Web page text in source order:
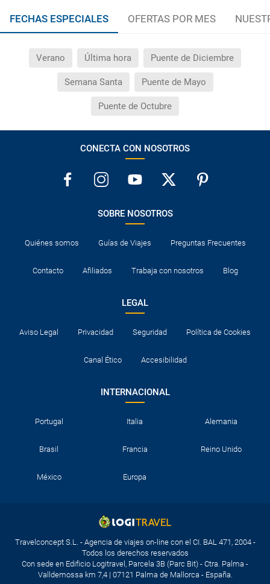
FECHAS ESPECIALES OFERTAS POR MES
Verano Última hora Puente de Diciembre
Semana Santa Puente de Mayo
Puente de Octubre
CONECTA CON NOSOTROS
SOBRE NOSOTROS
Quiénes somos Guías de Viajes Preguntas Frecuentes
Contacto Afiliados Trabaja con nosotros Blog
LEGAL
Aviso Legal Privacidad Seguridad Política de Cookies
Canal Ético Accesibilidad
INTERNACIONAL
Portugal Italia Alemania
Brasil Francia Reino Unido
México Europa
Travelconcept S.L. - Agencia de viajes on-line con el CI. BAL 471, 2004 -
Todos los derechos reservados
Con sede en Edificio Logitravel, Parcela 3B (Parc Bit) - Ctra. Palma -
Valldemossa km 7,4 | 07121 Palma de Mallorca - España.